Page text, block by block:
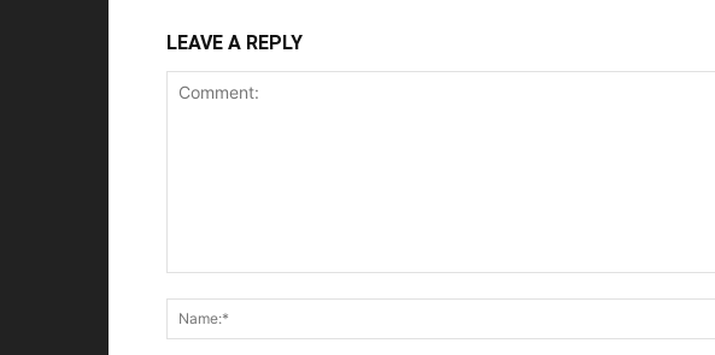
LEAVE A REPLY